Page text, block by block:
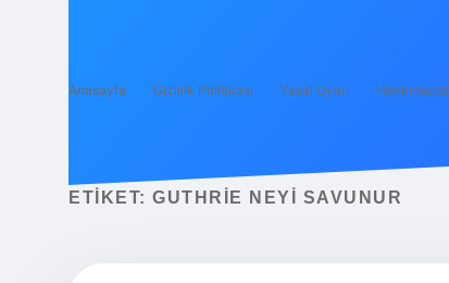
Anasayfa Gizlilik Politikası Yasal Uyarı Hakkımızda
ETIKET: GUTHRIE NEYI SAVUNUR